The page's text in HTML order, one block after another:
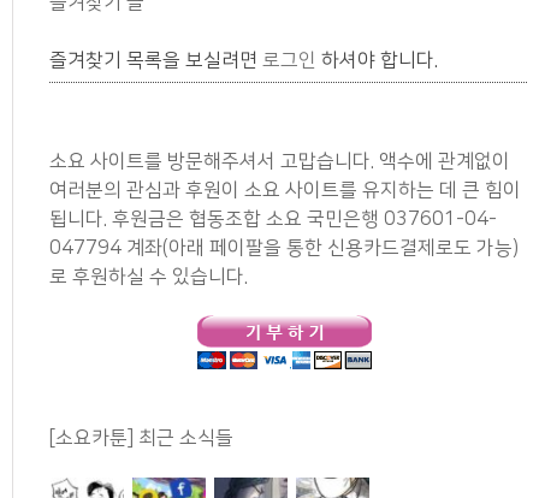
즐겨찾기 목록을 보실려면 로그인 하셔야 합니다.
소요 사이트를 방문해주셔서 고맙습니다. 액수에 관계없이
여러분의 관심과 후원이 소요 사이트를 유지하는 데 큰 힘이
됩니다. 후원금은 협동조합 소요 국민은행 037601-04-
047794 계좌(아래 페이팔을 통한 신용카드결제로도 가능)
로 후원하실 수 있습니다.
[소요카툰] 최근 소식들